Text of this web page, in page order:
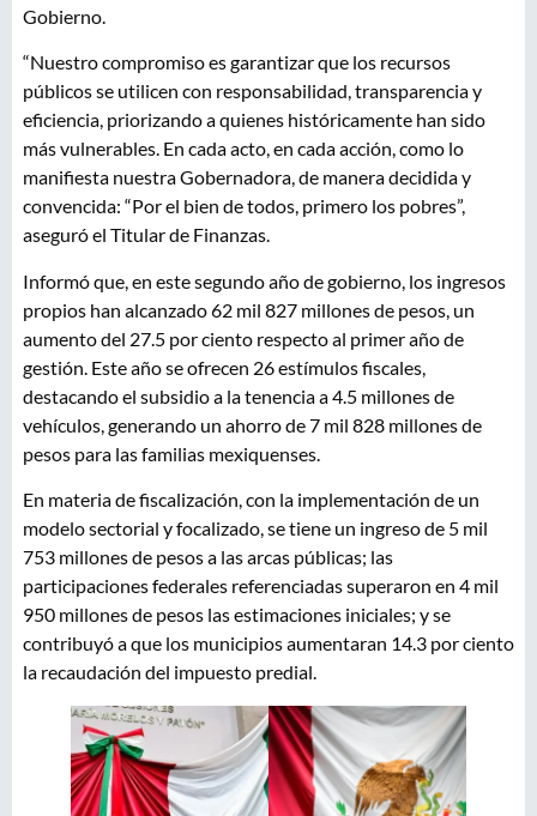
Gobierno.
“Nuestro compromiso es garantizar que los recursos
públicos se utilicen con responsabilidad, transparencia y
eficiencia, priorizando a quienes históricamente han sido
más vulnerables. En cada acto, en cada acción, como lo
manifiesta nuestra Gobernadora, de manera decidida y
convencida: “Por el bien de todos, primero los pobres”,
aseguró el Titular de Finanzas.
Informó que, en este segundo año de gobierno, los ingresos
propios han alcanzado 62 mil 827 millones de pesos, un
aumento del 27.5 por ciento respecto al primer año de
gestión. Este año se ofrecen 26 estímulos fiscales,
destacando el subsidio a la tenencia a 4.5 millones de
vehículos, generando un ahorro de 7 mil 828 millones de
pesos para las familias mexiquenses.
En materia de fiscalización, con la implementación de un
modelo sectorial y focalizado, se tiene un ingreso de 5 mil
753 millones de pesos a las arcas públicas; las
participaciones federales referenciadas superaron en 4 mil
950 millones de pesos las estimaciones iniciales; y se
contribuyó a que los municipios aumentaran 14.3 por ciento
la recaudación del impuesto predial.